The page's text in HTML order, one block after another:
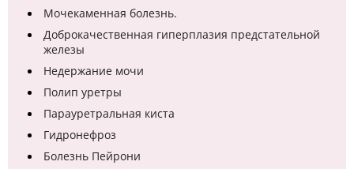
Мочекаменная болезнь.
Доброкачественная гиперплазия предстательной
железы
Недержание мочи
Полип уретры
Парауретральная киста
Гидронефроз
Болезнь Пейрони